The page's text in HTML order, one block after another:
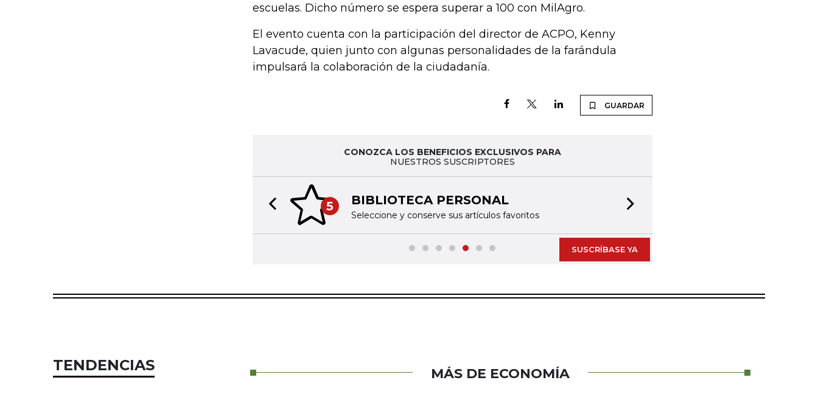
escuelas. Dicho número se espera superar a 100 con MilAgro.
El evento cuenta con la participación del director de ACPO, Kenny
Lavacude, quien junto con algunas personalidades de la farándula
impulsará la colaboración de la ciudadanía.
GUARDAR
CONOZCA LOS BENEFICIOS EXCLUSIVOS PARA
NUESTROS SUSCRIPTORES
5 BIBLIOTECA PERSONAL
Seleccione y conserve sus artículos favoritos
Previous slide
SUSCRÍBASE YA
TENDENCIAS MÁS DE ECONOMÍA